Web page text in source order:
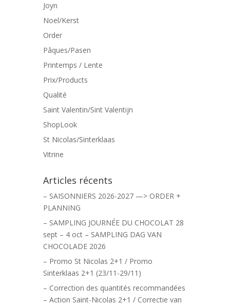
Joyn
Noel/Kerst
Order
Pâques/Pasen
Printemps / Lente
Prix/Products
Qualité
Saint Valentin/Sint Valentijn
ShopLook
St Nicolas/Sinterklaas
Vitrine
Articles récents
– SAISONNIERS 2026-2027 —> ORDER +
PLANNING
– SAMPLING JOURNÉE DU CHOCOLAT 28
sept – 4 oct – SAMPLING DAG VAN
CHOCOLADE 2026
– Promo St Nicolas 2+1 / Promo
Sinterklaas 2+1 (23/11-29/11)
– Correction des quantités recommandées
– Action Saint-Nicolas 2+1 / Correctie van